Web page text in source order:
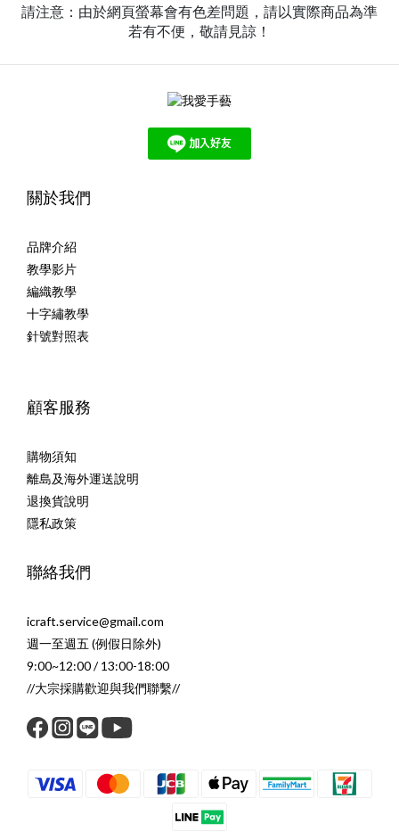
請注意：由於網頁螢幕會有色差問題，請以實際商品為準
若有不便，敬請見諒！
關於我們
品牌介紹
教學影片
編織教學
十字繡教學
針號對照表
顧客服務
購物須知
離島及海外運送說明
退換貨說明
隱私政策
聯絡我們
icraft.service@gmail.com
週一至週五 (例假日除外)
9:00~12:00 / 13:00-18:00
//大宗採購歡迎與我們聯繫//